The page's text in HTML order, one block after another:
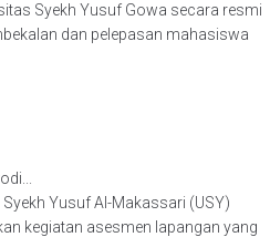
Syekh Yusuf Gowa secara resmi
dan pelepasan mahasiswa
Yusuf Al-Makassari (USY)
kegiatan asesmen lapangan yang